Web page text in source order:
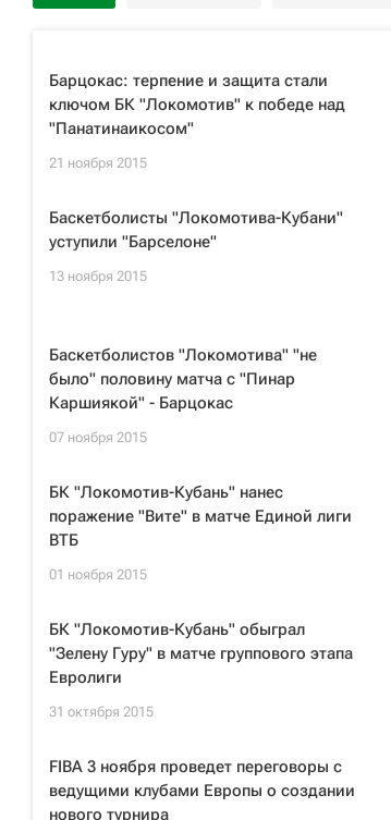
Барцокас: терпение и защита стали
ключом БК "Локомотив" к победе над
"Панатинаикосом"
21 ноября 2015
Баскетболисты "Локомотива-Кубани"
уступили "Барселоне"
13 ноября 2015
Баскетболистов "Локомотива" "не
было" половину матча с "Пинар
Каршиякой" - Барцокас
07 ноября 2015
БК "Локомотив-Кубань" нанес
поражение "Вите" в матче Единой лиги
ВТБ
01 ноября 2015
БК "Локомотив-Кубань" обыграл
"Зелену Гуру" в матче группового этапа
Евролиги
31 октября 2015
FIBA 3 ноября проведет переговоры с
ведущими клубами Европы о создании
нового турнира